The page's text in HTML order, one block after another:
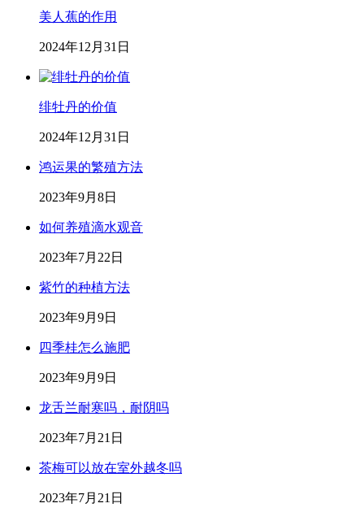
美人蕉的作用
2024年12月31日
绯牡丹的价值
2024年12月31日
鸿运果的繁殖方法
2023年9月8日
如何养殖滴水观音
2023年7月22日
紫竹的种植方法
2023年9月9日
四季桂怎么施肥
2023年9月9日
龙舌兰耐寒吗，耐阴吗
2023年7月21日
茶梅可以放在室外越冬吗
2023年7月21日